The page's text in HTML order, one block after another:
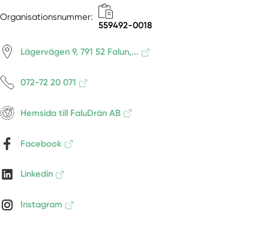
Organisationsnummer:
559492-0018
Lägervägen 9, 791 52 Falun,...
072-72 20 071
Hemsida till FaluDrän AB
Facebook
Linkedin
Instagram